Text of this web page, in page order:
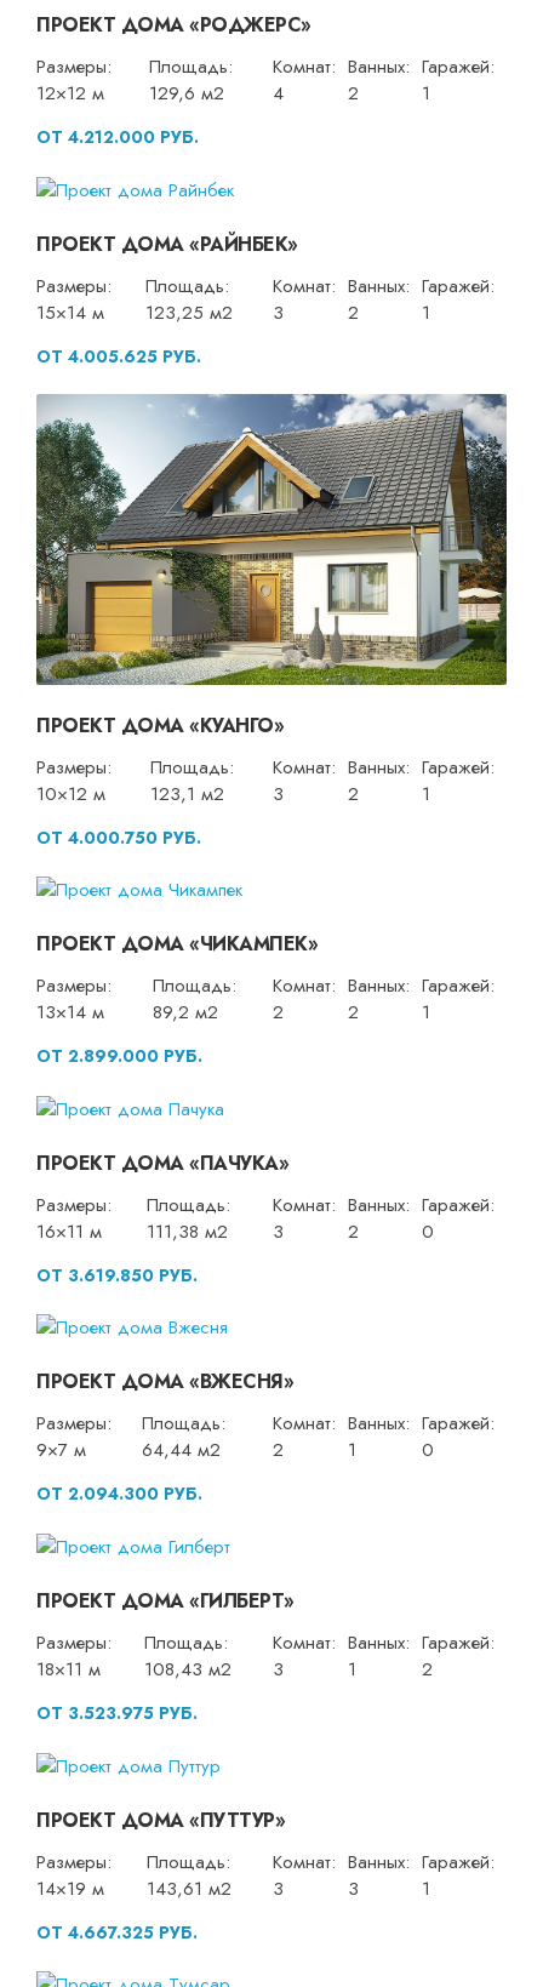
ПРОЕКТ ДОМА «РОДЖЕРС»
Размеры:
12×12 м
Площадь:
129,6 м2
Комнат:
4
Ванных:
2
Гаражей:
1
ОТ 4.212.000 РУБ.
ПРОЕКТ ДОМА «РАЙНБЕК»
Размеры:
15×14 м
Площадь:
123,25 м2
Комнат:
3
Ванных:
2
Гаражей:
1
ОТ 4.005.625 РУБ.
ПРОЕКТ ДОМА «КУАНГО»
Размеры:
10×12 м
Площадь:
123,1 м2
Комнат:
3
Ванных:
2
Гаражей:
1
ОТ 4.000.750 РУБ.
ПРОЕКТ ДОМА «ЧИКАМПЕК»
Размеры:
13×14 м
Площадь:
89,2 м2
Комнат:
2
Ванных:
2
Гаражей:
1
ОТ 2.899.000 РУБ.
ПРОЕКТ ДОМА «ПАЧУКА»
Размеры:
16×11 м
Площадь:
111,38 м2
Комнат:
3
Ванных:
2
Гаражей:
0
ОТ 3.619.850 РУБ.
ПРОЕКТ ДОМА «ВЖЕСНЯ»
Размеры:
9×7 м
Площадь:
64,44 м2
Комнат:
2
Ванных:
1
Гаражей:
0
ОТ 2.094.300 РУБ.
ПРОЕКТ ДОМА «ГИЛБЕРТ»
Размеры:
18×11 м
Площадь:
108,43 м2
Комнат:
3
Ванных:
1
Гаражей:
2
ОТ 3.523.975 РУБ.
ПРОЕКТ ДОМА «ПУТТУР»
Размеры:
14×19 м
Площадь:
143,61 м2
Комнат:
3
Ванных:
3
Гаражей:
1
ОТ 4.667.325 РУБ.